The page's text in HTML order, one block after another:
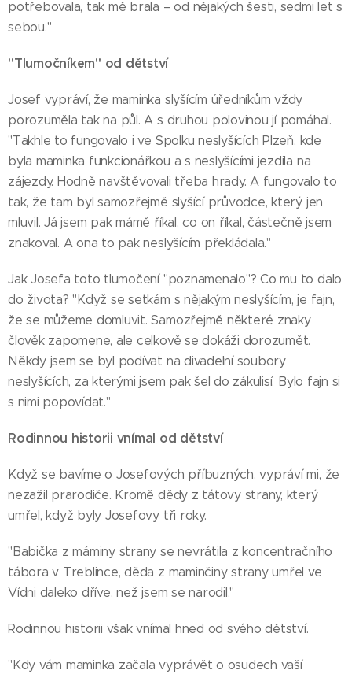
potřebovala, tak mě brala – od nějakých šesti, sedmi let s
sebou."
"Tlumočníkem" od dětství
Josef vypráví, že maminka slyšícím úředníkům vždy
porozuměla tak na půl. A s druhou polovinou jí pomáhal.
"Takhle to fungovalo i ve Spolku neslyšících Plzeň, kde
byla maminka funkcionářkou a s neslyšícími jezdila na
zájezdy. Hodně navštěvovali třeba hrady. A fungovalo to
tak, že tam byl samozřejmě slyšící průvodce, který jen
mluvil. Já jsem pak mámě říkal, co on říkal, částečně jsem
znakoval. A ona to pak neslyšícím překládala."
Jak Josefa toto tlumočení "poznamenalo"? Co mu to dalo
do života? "Když se setkám s nějakým neslyšícím, je fajn,
že se můžeme domluvit. Samozřejmě některé znaky
člověk zapomene, ale celkově se dokáži dorozumět.
Někdy jsem se byl podívat na divadelní soubory
neslyšících, za kterými jsem pak šel do zákulisí. Bylo fajn si
s nimi popovídat."
Rodinnou historii vnímal od dětství
Když se bavíme o Josefových příbuzných, vypráví mi, že
nezažil prarodiče. Kromě dědy z tátovy strany, který
umřel, když byly Josefovy tři roky.
"Babička z máminy strany se nevrátila z koncentračního
tábora v Treblince, děda z maminčiny strany umřel ve
Vídni daleko dříve, než jsem se narodil."
Rodinnou historii však vnímal hned od svého dětství.
"Kdy vám maminka začala vyprávět o osudech vaší